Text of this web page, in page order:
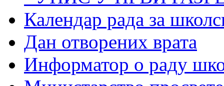
Календар рада за
Дан отворених врата
Информатор о раду